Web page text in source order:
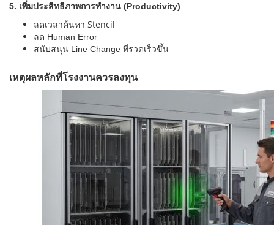
5. เพิ่มประสิทธิภาพการทำงาน (Productivity)
ลดเวลาค้นหา Stencil
ลด Human Error
สนับสนุน Line Change ที่รวดเร็วขึ้น
เหตุผลหลักที่โรงงานควรลงทุน